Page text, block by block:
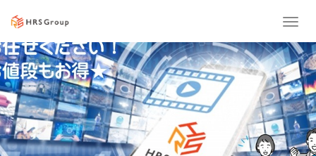
T
g
g
l
e
n
a
v